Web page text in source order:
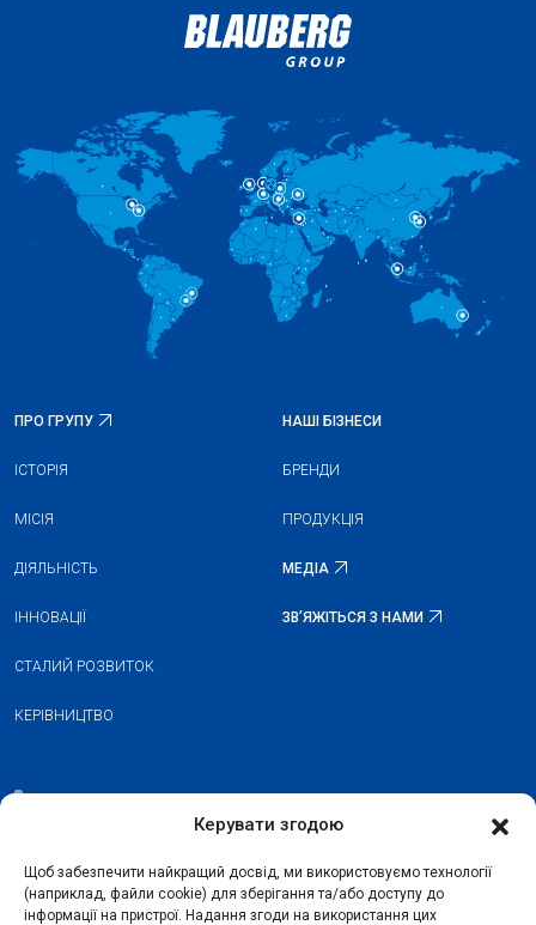
Керувати згодою
Щоб забезпечити найкращий досвід, ми використовуємо технології
(наприклад, файли cookie) для зберігання та/або доступу до
інформації на пристрої. Надання згоди на використання цих
ПРО ГРУПУ
ІСТОРІЯ
МІСІЯ
ДІЯЛЬНІСТЬ
ІННОВАЦІЇ
СТАЛИЙ РОЗВИТОК
КЕРІВНИЦТВО
НАШІ БІЗНЕСИ
БРЕНДИ
ПРОДУКЦІЯ
МЕДІА
ЗВʼЯЖІТЬСЯ З НАМИ
+352 26 20 37 98
28, avenue Pasteur, L-2310 Luxembourg